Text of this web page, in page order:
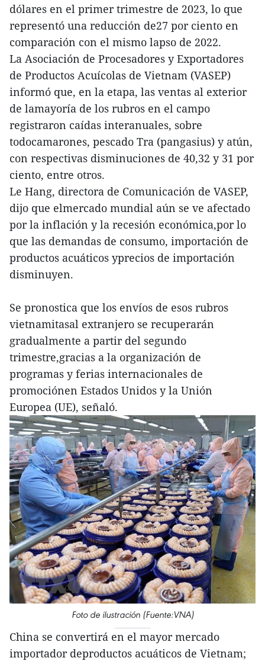
dólares en el primer trimestre de 2023, lo que
representó una reducción de27 por ciento en
comparación con el mismo lapso de 2022.
La Asociación de Procesadores y Exportadores
de Productos Acuícolas de Vietnam (VASEP)
informó que, en la etapa, las ventas al exterior
de lamayoría de los rubros en el campo
registraron caídas interanuales, sobre
todocamarones, pescado Tra (pangasius) y atún,
con respectivas disminuciones de 40,32 y 31 por
ciento, entre otros.
Le Hang, directora de Comunicación de VASEP,
dijo que elmercado mundial aún se ve afectado
por la inflación y la recesión económica,por lo
que las demandas de consumo, importación de
productos acuáticos yprecios de importación
disminuyen.
Se pronostica que los envíos de esos rubros
vietnamitasal extranjero se recuperarán
gradualmente a partir del segundo
trimestre,gracias a la organización de
programas y ferias internacionales de
promociónen Estados Unidos y la Unión
Europea (UE), señaló.
Foto de ilustración (Fuente:VNA)
China se convertirá en el mayor mercado
importador deproductos acuáticos de Vietnam;